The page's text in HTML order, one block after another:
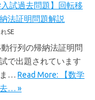
入試過去問題】回転移
法証明問題解説
SE
行列の帰納法証明問
で出題されています
ま… Read More: 【数学
… »